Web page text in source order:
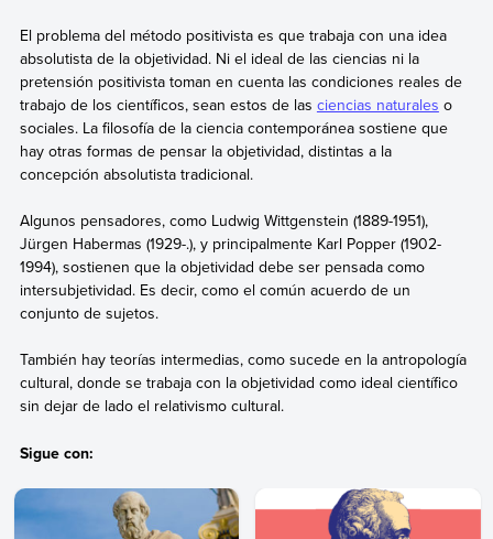
El problema del método positivista es que trabaja con una idea
absolutista de la objetividad. Ni el ideal de las ciencias ni la
pretensión positivista toman en cuenta las condiciones reales de
trabajo de los científicos, sean estos de las ciencias naturales o
sociales. La filosofía de la ciencia contemporánea sostiene que
hay otras formas de pensar la objetividad, distintas a la
concepción absolutista tradicional.
Algunos pensadores, como Ludwig Wittgenstein (1889-1951),
Jürgen Habermas (1929-.), y principalmente Karl Popper (1902-
1994), sostienen que la objetividad debe ser pensada como
intersubjetividad. Es decir, como el común acuerdo de un
conjunto de sujetos.
También hay teorías intermedias, como sucede en la antropología
cultural, donde se trabaja con la objetividad como ideal científico
sin dejar de lado el relativismo cultural.
Sigue con: